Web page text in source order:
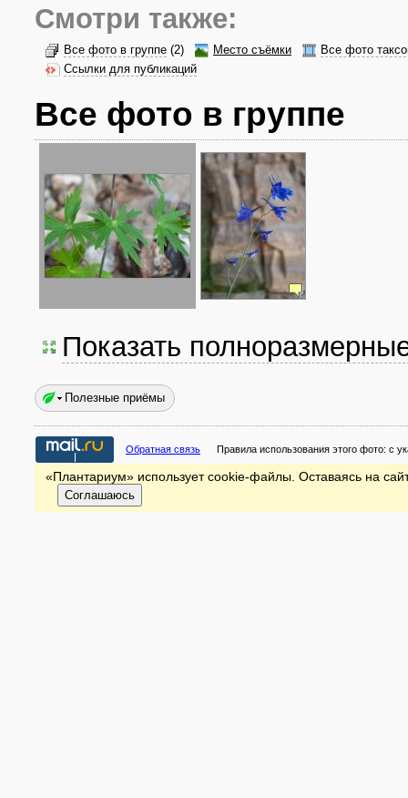
Смотри также:
Все фото в группе (2) Место съёмки
Все фото
Ссылки для публикаций
Все фото в группе
Показать
Полезные приёмы
Обратная связь Правила использования этого фото: с
«Плантариум» использует cookie-файлы. Оставаясь на
Соглашаюсь